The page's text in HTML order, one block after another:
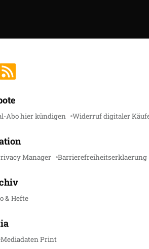
Abo hier kündigen Widerruf digitaler
Manager Barrierefreiheitserklaerung
& Hefte
Mediadaten Print